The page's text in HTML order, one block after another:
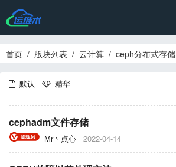
首页 / 版块列表 / 云计算 / ceph分布式存储
默认 精华
cephadm文件存储
Mr丶点心 2022-04-14